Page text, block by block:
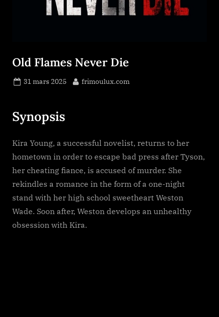
Old Flames Never Die
Posted
31 mars 2025 By
frimoulux.com
Synopsis
Kira Young, a successful novelist, returns to her
hometown in order to escape bad press after Tyson,
her cheating fiance, is accused of murder. She
rekindles a romance in the form of a one-night
stand with her high school sweetheart Weston
Wade. Soon after, Weston develops an unhealthy
obsession with Kira.